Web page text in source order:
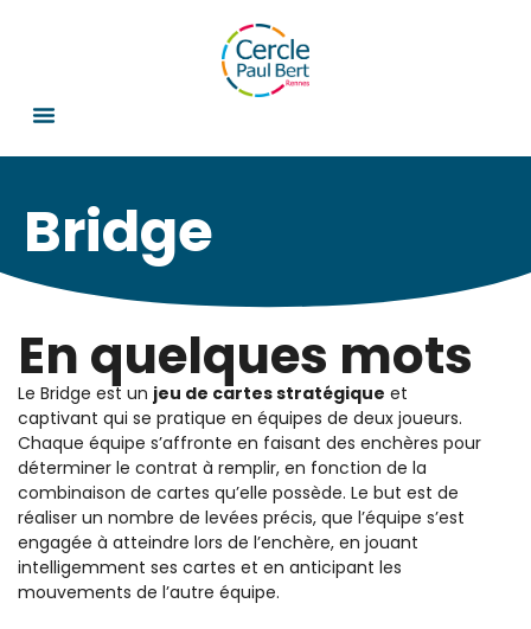
Bridge
En quelques mots
Le Bridge est un jeu de cartes stratégique et
captivant qui se pratique en équipes de deux joueurs.
Chaque équipe s’affronte en faisant des enchères pour
déterminer le contrat à remplir, en fonction de la
combinaison de cartes qu’elle possède. Le but est de
réaliser un nombre de levées précis, que l’équipe s’est
engagée à atteindre lors de l’enchère, en jouant
intelligemment ses cartes et en anticipant les
mouvements de l’autre équipe.